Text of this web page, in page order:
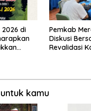
2026 di
Pemkab
Diskusi
Revalidasi
kamu